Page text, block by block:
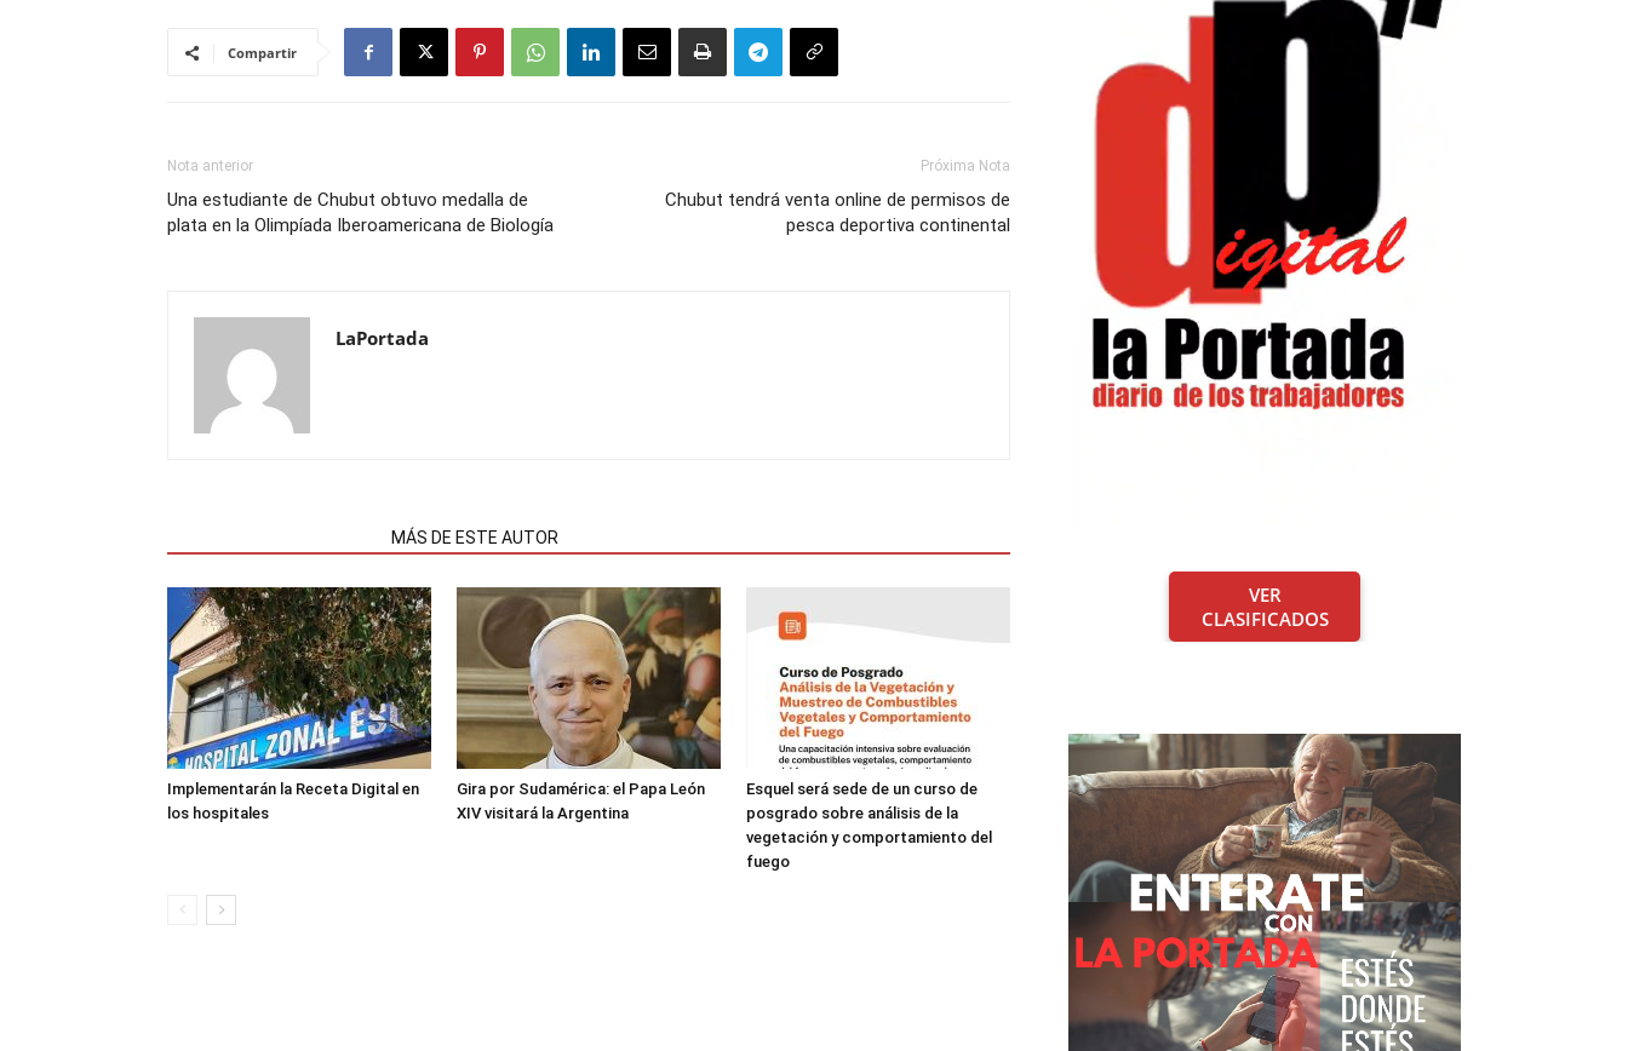
Compartir
Nota anterior
Una estudiante de Chubut obtuvo medalla de
plata en la Olimpíada Iberoamericana de Biología
Próxima Nota
Chubut tendrá venta online de permisos de
pesca deportiva continental
LaPortada
MÁS DE ESTE AUTOR
Implementarán la Receta Digital en
los hospitales
Gira por Sudamérica: el Papa León
XIV visitará la Argentina
Esquel será sede de un curso de
posgrado sobre análisis de la
vegetación y comportamiento del
fuego
VER
CLASIFICADOS